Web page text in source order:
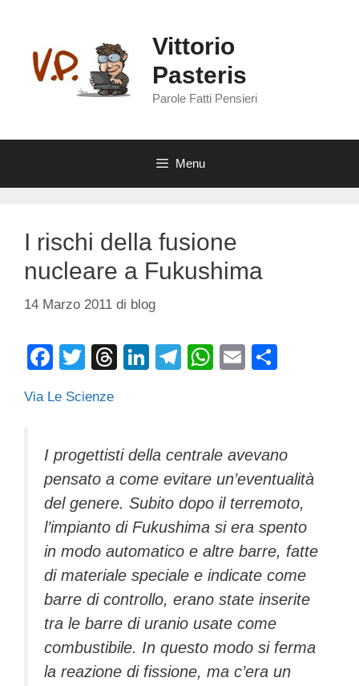
contenuto
Vittorio
Pasteris
Parole Fatti Pensieri
Menu
I rischi della fusione
nucleare a Fukushima
14 Marzo 2011 di blog
F
c
b
o
o
k
T
tt
T
d
s
Li
dI
n
T
a
m
W
A
p
p
E
vi
di
Via Le Scienze
I progettisti della centrale avevano
pensato a come evitare un’eventualità
del genere. Subito dopo il terremoto,
l’impianto di Fukushima si era spento
in modo automatico e altre barre, fatte
di materiale speciale e indicate come
barre di controllo, erano state inserite
tra le barre di uranio usate come
combustibile. In questo modo si ferma
la reazione di fissione, ma c’era un